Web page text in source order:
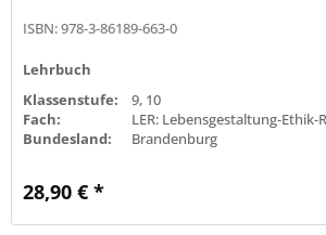
ISBN: 978-3-86189-663-0
Lehrbuch
Klassenstufe:
9, 10
Fach:
LER: Lebensgestaltung-Ethik-
Bundesland:
Brandenburg
28,90 € *